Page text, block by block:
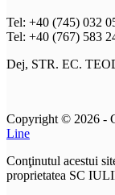
Tel: +40 (745) 032
Tel: +40 (767) 583
Dej, STR. EC.
Copyright © 2026 -
Line
Conţinutul acestui
proprietatea SC